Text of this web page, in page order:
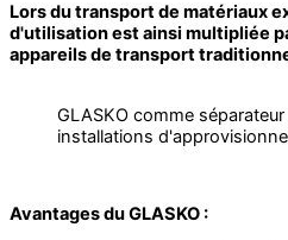
Lors du transport de matériaux
d'utilisation est ainsi multipliée
appareils de transport
GLASKO comme
installations
Avantages du GLASKO :